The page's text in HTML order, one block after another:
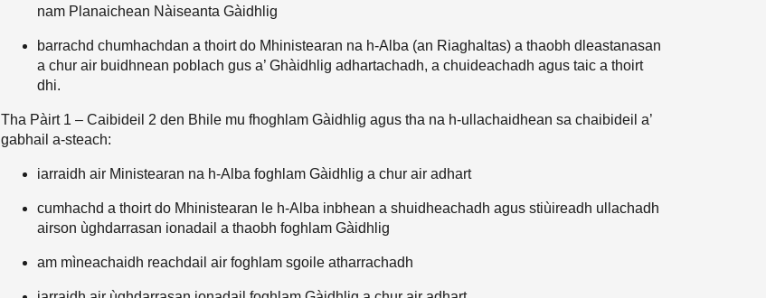
nam Planaichean Nàiseanta Gàidhlig
barrachd chumhachdan a thoirt do Mhinistearan na h-Alba (an Riaghaltas) a thaobh dleastanasan
a chur air buidhnean poblach gus a’ Ghàidhlig adhartachadh, a chuideachadh agus taic a thoirt
dhi.
Tha Pàirt 1 – Caibideil 2 den Bhile mu fhoghlam Gàidhlig agus tha na h-ullachaidhean sa chaibideil a’
gabhail a-steach:
iarraidh air Ministearan na h-Alba foghlam Gàidhlig a chur air adhart
cumhachd a thoirt do Mhinistearan le h-Alba inbhean a shuidheachadh agus stiùireadh ullachadh
airson ùghdarrasan ionadail a thaobh foghlam Gàidhlig
am mìneachaidh reachdail air foghlam sgoile atharrachadh